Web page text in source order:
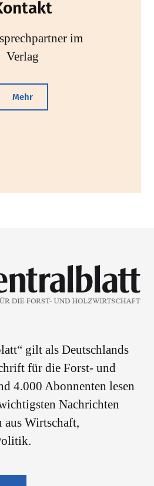
im
Verlag
Mehr
gilt als Deutschlands
für die Forst- und
4.000 Abonnenten lesen
Nachrichten
Wirtschaft,